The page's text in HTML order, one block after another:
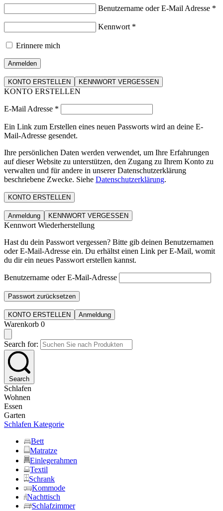
Benutzername oder E-Mail Adresse *
Kennwort *
Erinnere mich
Anmelden
KONTO ERSTELLEN KENNWORT VERGESSEN
KONTO ERSTELLEN
E-Mail Adresse *
Ein Link zum Erstellen eines neuen Passworts wird an deine E-
Mail-Adresse gesendet.
Ihre persönlichen Daten werden verwendet, um Ihre Erfahrungen
auf dieser Website zu unterstützen, den Zugang zu Ihrem Konto zu
verwalten und für andere in unserer Datenschutzerklärung
beschriebene Zwecke. Siehe Datenschutzerklärung.
KONTO ERSTELLEN
Anmeldung KENNWORT VERGESSEN
Kennwort Wiederherstellung
Hast du dein Passwort vergessen? Bitte gib deinen Benutzernamen
oder E-Mail-Adresse ein. Du erhältst einen Link per E-Mail, womit
du dir ein neues Passwort erstellen kannst.
Benutzername oder E-Mail-Adresse
Passwort zurücksetzen
KONTO ERSTELLEN Anmeldung
Warenkorb 0
Search for:
Search
Schlafen
Wohnen
Essen
Garten
Schlafen Kategorie
Bett
Matratze
Einlegerahmen
Textil
Schrank
Kommode
Nachttisch
Schlafzimmer